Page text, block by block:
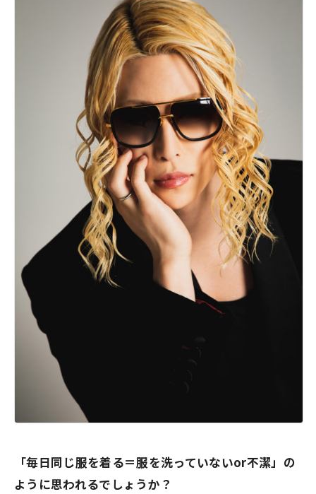
「毎日同じ服を着る＝服を洗っていないor不潔」の
ように思われるでしょうか？